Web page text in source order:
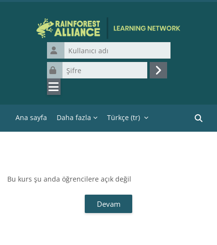
Kullanıcı adı
Şifre
Giriş yap
Ana sayfa Daha fazla Türkçe ‎(tr)‎
Bu kurs şu anda öğrencilere açık değil
Devam